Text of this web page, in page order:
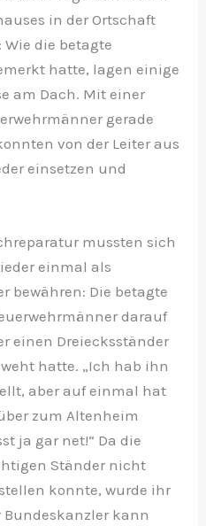
in der Ortschaft
die betagte
hatte, lagen einige
am Dach. Mit einer
gerade
von der Leiter aus
einsetzen und
mussten sich
einmal als
bewähren: Die betagte
darauf
einen Dreiecksständer
hatte. „Ich hab ihn
aber auf einmal hat
zum Altenheim
ja gar net!“ Da die
Ständer nicht
konnte, wurde ihr
kann